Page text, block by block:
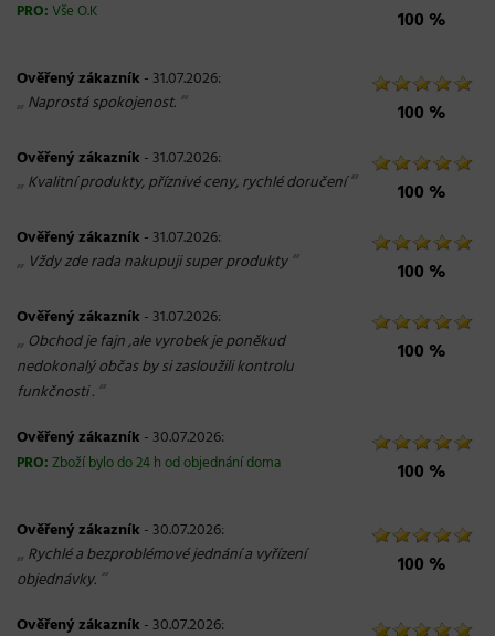
100 %
PRO: Vše O.K
100 %
Ověřený zákazník - 31.07.2026:
„ Naprostá spokojenost. “
100 %
Ověřený zákazník - 31.07.2026:
„ Kvalitní produkty, příznivé ceny, rychlé doručení“
100 %
Ověřený zákazník - 31.07.2026:
„ Vždy zde rada nakupuji super produkty“
100 %
Ověřený zákazník - 31.07.2026:
„ Obchod je fajn ,ale vyrobek je poněkud
nedokonalý občas by si zasloužili kontrolu
funkčnosti . “
100 %
Ověřený zákazník - 30.07.2026:
PRO: Zboží bylo do 24 h od objednání doma
100 %
Ověřený zákazník - 30.07.2026:
„ Rychlé a bezproblémové jednání a vyřízení
objednávky. “
Ověřený zákazník - 30.07.2026: